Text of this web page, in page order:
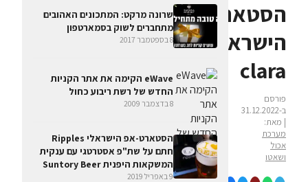
הסטארט-אפ
הישראלי
clara
פורסם
ב-31.12.2022
| מאת:
מערכת
אכול
ושאטו
שרונה מרקט: המתכונים האהובים
מתחברים לשוק בסמארטפון
8 בספטמבר 2017
eWave הקימה את אתר הקניות
החדש של רשת ריבוע כחול
8 בדצמבר 2009
הסטארט-אפ הישראלי Ripples
חתם על שת"פ אסטרטגי עם ענקית
המשקאות היפנית Suntory Beer
9 באפריל 2019